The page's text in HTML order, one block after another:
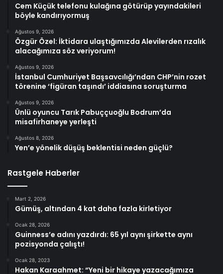
Cem Küçük telefonu kulağına götürüp yayındakileri
böyle kandırıyormuş
Ağustos 9, 2026
Özgür Özel: İktidara ulaştığımızda Alevilerden rızalık
alacağımıza söz veriyorum!
Ağustos 9, 2026
İstanbul Cumhuriyet Başsavcılığı’ndan CHP’nin rozet
törenine ‘figüran taşındı’ iddiasına soruşturma
Ağustos 9, 2026
Ünlü oyuncu Tarık Pabuççuoğlu Bodrum’da
misafirhaneye yerleşti
Ağustos 8, 2026
Yen’e yönelik düşüş beklentisi neden güçlü?
Rastgele Haberler
Mart 2, 2026
Gümüş, altından 4 kat daha fazla kirletiyor
Ocak 28, 2026
Guinness’e adını yazdırdı: 65 yıl aynı şirkette aynı
pozisyonda çalıştı!
Ocak 28, 2023
Hakan Karaahmet: “Yeni bir hikaye yazacağımıza